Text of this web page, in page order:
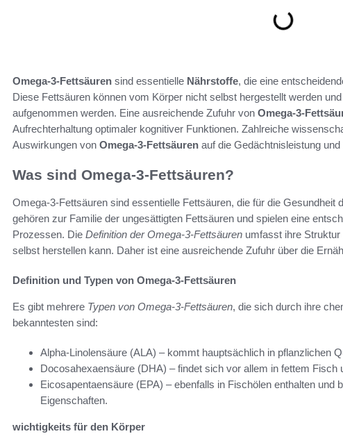
Omega-3-Fettsäuren sind essentielle Nährstoffe, die eine
Diese Fettsäuren können vom Körper nicht selbst hergestellt werden
aufgenommen werden. Eine ausreichende Zufuhr von Omega-3-
Aufrechterhaltung optimaler kognitiver Funktionen. Zahlreiche
Auswirkungen von Omega-3-Fettsäuren auf die Gedächtnisleistung
Was sind Omega-3-Fettsäuren?
Omega-3-Fettsäuren sind essentielle Fettsäuren, die für die Gesundheit
gehören zur Familie der ungesättigten Fettsäuren und spielen eine
Prozessen. Die Definition der Omega-3-Fettsäuren umfasst ihre
selbst herstellen kann. Daher ist eine ausreichende Zufuhr über die
Definition und Typen von Omega-3-Fettsäuren
Es gibt mehrere Typen von Omega-3-Fettsäuren, die sich durch ihre
bekanntesten sind:
Alpha-Linolensäure (ALA) – kommt hauptsächlich in pflanzlichen
Docosahexaensäure (DHA) – findet sich vor allem in fettem Fisch
Eicosapentaensäure (EPA) – ebenfalls in Fischölen enthalten und
Eigenschaften.
wichtigkeits für den Körper